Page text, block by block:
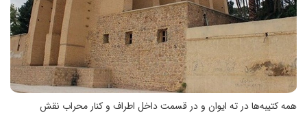
همه کتیبه‌‌‌‌ها در ته ایوان و در قسمت داخل اطراف و کنار محراب نقش